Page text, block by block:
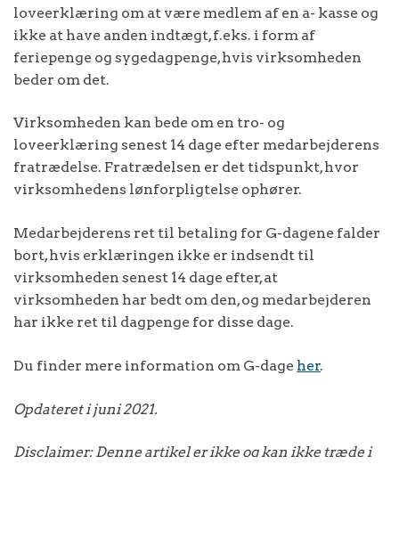
loveerklæring om at være medlem af en a- kasse og
ikke at have anden indtægt, f.eks. i form af
feriepenge og sygedagpenge, hvis virksomheden
beder om det.
Virksomheden kan bede om en tro- og
loveerklæring senest 14 dage efter medarbejderens
fratrædelse. Fratrædelsen er det tidspunkt, hvor
virksomhedens lønforpligtelse ophører.
Medarbejderens ret til betaling for G-dagene falder
bort, hvis erklæringen ikke er indsendt til
virksomheden senest 14 dage efter, at
virksomheden har bedt om den, og medarbejderen
har ikke ret til dagpenge for disse dage.
Du finder mere information om G-dage her.
Opdateret i juni 2021.
Disclaimer: Denne artikel er ikke og kan ikke træde i